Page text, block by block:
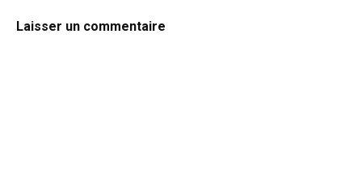
Laisser un commentaire